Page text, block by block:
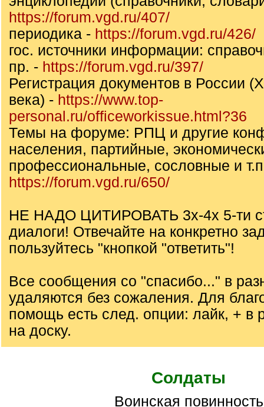
https://forum.vgd.ru/407/
периодика - https://forum.vgd.ru/426/
гос. источники информации:
пр. - https://forum.vgd.ru/397/
Регистрация документов в России
века) - https://www.top-
personal.ru/officeworkissue.html?36
Темы на форуме: РПЦ и другие
населения, партийные,
профессиональные, сословные и
https://forum.vgd.ru/650/
НЕ НАДО ЦИТИРОВАТЬ 3х-4х 5-ти
диалоги! Отвечайте на конкретно
пользуйтесь "кнопкой "ответить"!
Все сообщения со "спасибо..." в
удаляются без сожаления. Для
помощь есть след. опции: лайк, + в
на доску.
Солдаты
Воинская повинность